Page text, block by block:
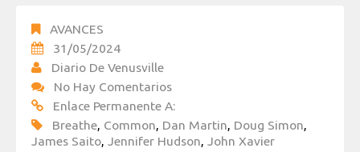
AVANCES
31/05/2024
Diario De Venusville
No Hay Comentarios
Enlace Permanente A:
Breathe Common Dan Martin Doug Simon
James Saito
Jennifer Hudson
John Xavier